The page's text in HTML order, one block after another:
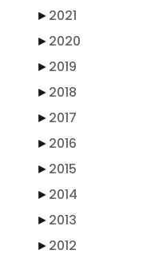
►2021
►2020
►2019
►2018
►2017
►2016
►2015
►2014
►2013
►2012